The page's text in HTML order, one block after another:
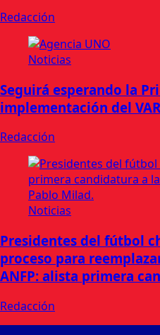
Redacción
Noticias
Seguirá esperando la
implementación del
Redacción
Noticias
Presidentes del fútbol
proceso para
ANFP: alista primera
Redacción